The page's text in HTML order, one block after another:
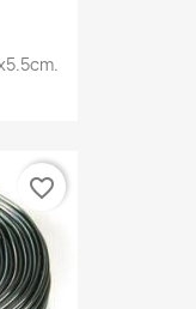
favorite_border